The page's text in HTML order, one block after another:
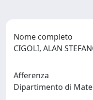
Nome completo
CIGOLI, ALAN
Afferenza
Dipartimento di